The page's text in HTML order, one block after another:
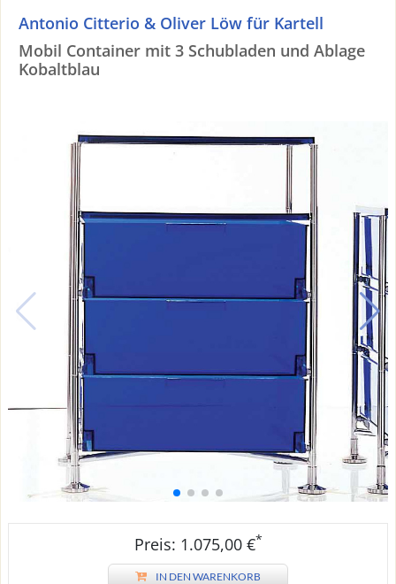
Antonio Citterio & Oliver Löw für Kartell
Mobil Container mit 3 Schubladen und Ablage
Kobaltblau
Preis: 1.075,00 €*
IN DEN WARENKORB